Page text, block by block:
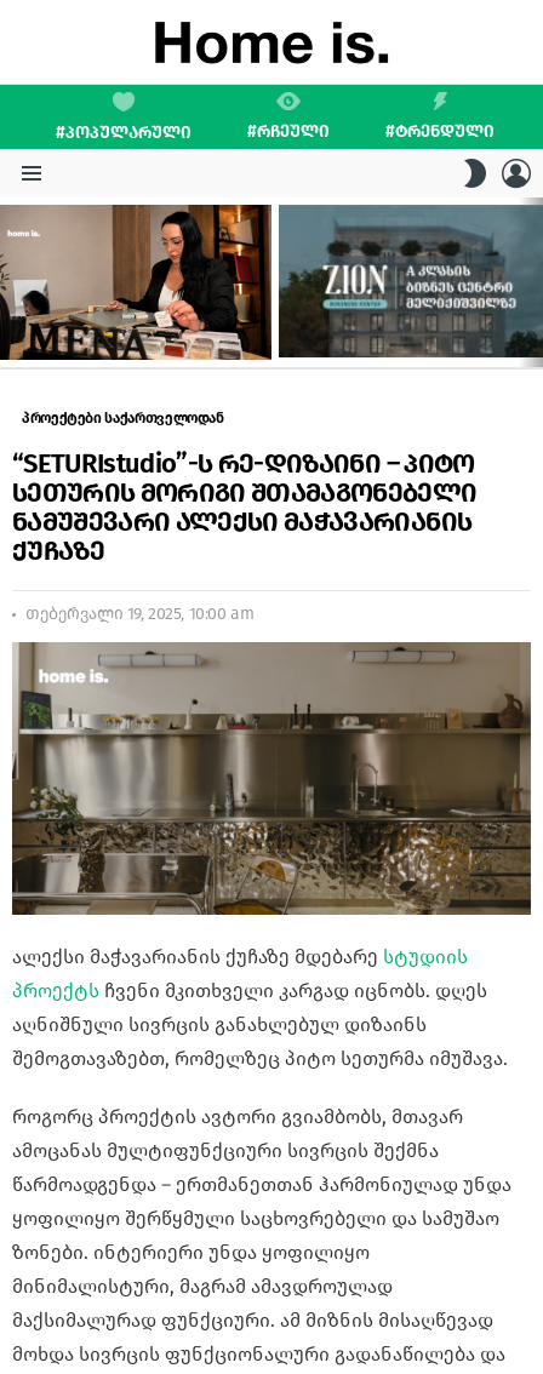
#ᲞᲝᲞᲣᲚᲐᲠᲣᲚᲘ #ᲠᲩᲔᲣᲚᲘ #ᲢᲠᲔᲜᲓᲣᲚᲘ
SKIN
STORIES
პროექტები საქართველოდან
“SETURIstudio”-ს რე-დიზაინი – პიტო
სეთურის მორიგი შთამაგონებელი
ნამუშევარი ალექსი მაჭავარიანის
ქუჩაზე
თებერვალი 19, 2025, 10:00 am
ალექსი მაჭავარიანის ქუჩაზე მდებარე სტუდიის
პროექტს ჩვენი მკითხველი კარგად იცნობს. დღეს
აღნიშნული სივრცის განახლებულ დიზაინს
შემოგთავაზებთ, რომელზეც პიტო სეთურმა იმუშავა.
როგორც პროექტის ავტორი გვიამბობს, მთავარ
ამოცანას მულტიფუნქციური სივრცის შექმნა
წარმოადგენდა – ერთმანეთთან ჰარმონიულად უნდა
ყოფილიყო შერწყმული საცხოვრებელი და სამუშაო
ზონები. ინტერიერი უნდა ყოფილიყო
მინიმალისტური, მაგრამ ამავდროულად
მაქსიმალურად ფუნქციური. ამ მიზნის მისაღწევად
მოხდა სივრცის ფუნქციონალური გადანაწილება და